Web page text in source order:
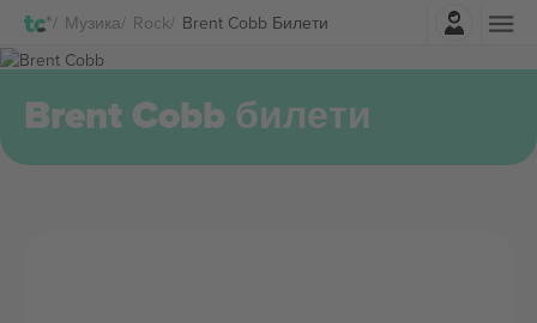
Музика Rock Brent Cobb БилетиНајави се
Brent Cobb билети